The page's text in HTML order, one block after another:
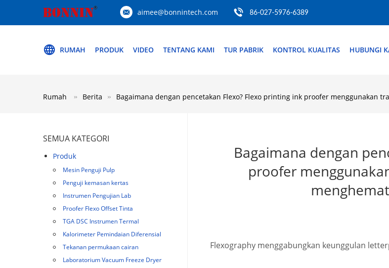
aimee@bonnintech.com 86-027-5976-6389
RUMAH PRODUK VIDEO TENTANG KAMI TUR PABRIK KONTROL KUALITAS HUBUNGI
Rumah Berita Bagaimana dengan pencetakan Flexo? Flexo printing ink proofer menggunakan
SEMUA KATEGORI
Produk
Mesin Penguji Pulp
Penguji kemasan kertas
Instrumen Pengujian Lab
Proofer Flexo Offset Tinta
TGA DSC Instrumen Termal
Kalorimeter Pemindaian Diferensial
Tekanan permukaan cairan
Laboratorium Vacuum Freeze Dryer
Bagaimana dengan
proofer
Flexography menggabungkan keunggulan